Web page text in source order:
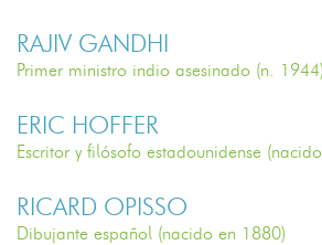
RAJIV GANDHI
Primer ministro indio asesinado (n. 1944)
ERIC HOFFER
Escritor y filósofo estadounidense
RICARD OPISSO
Dibujante español (nacido en 1880)